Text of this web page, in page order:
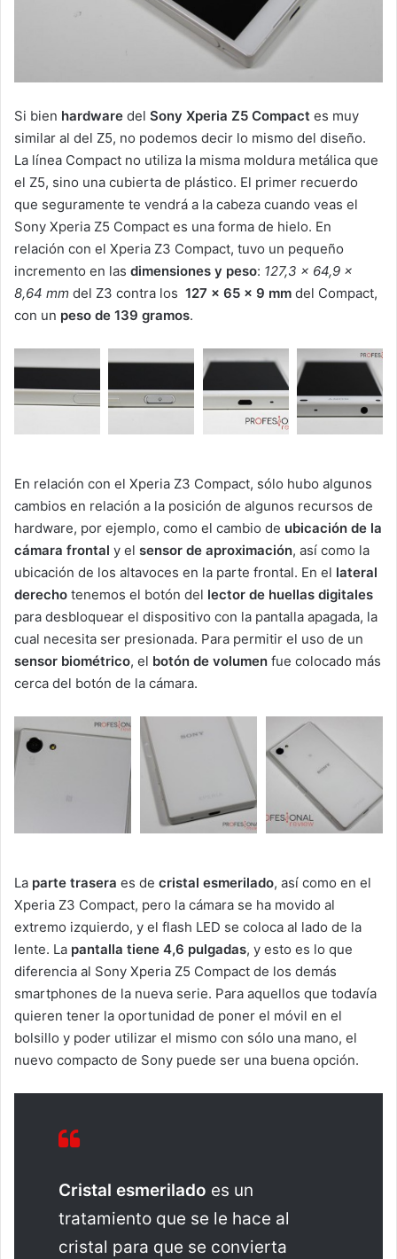
Si bien hardware del Sony Xperia Z5 Compact es muy
similar al del Z5, no podemos decir lo mismo del diseño.
La línea Compact no utiliza la misma moldura metálica que
el Z5, sino una cubierta de plástico. El primer recuerdo
que seguramente te vendrá a la cabeza cuando veas el
Sony Xperia Z5 Compact es una forma de hielo. En
relación con el Xperia Z3 Compact, tuvo un pequeño
incremento en las dimensiones y peso: 127,3 x 64,9 x
8,64 mm del Z3 contra los 127 x 65 x 9 mm del Compact,
con un peso de 139 gramos.
En relación con el Xperia Z3 Compact, sólo hubo algunos
cambios en relación a la posición de algunos recursos de
hardware, por ejemplo, como el cambio de ubicación de la
cámara frontal y el sensor de aproximación, así como la
ubicación de los altavoces en la parte frontal. En el lateral
derecho tenemos el botón del lector de huellas digitales
para desbloquear el dispositivo con la pantalla apagada, la
cual necesita ser presionada. Para permitir el uso de un
sensor biométrico, el botón de volumen fue colocado más
cerca del botón de la cámara.
La parte trasera es de cristal esmerilado, así como en el
Xperia Z3 Compact, pero la cámara se ha movido al
extremo izquierdo, y el flash LED se coloca al lado de la
lente. La pantalla tiene 4,6 pulgadas, y esto es lo que
diferencia al Sony Xperia Z5 Compact de los demás
smartphones de la nueva serie. Para aquellos que todavía
quieren tener la oportunidad de poner el móvil en el
bolsillo y poder utilizar el mismo con sólo una mano, el
nuevo compacto de Sony puede ser una buena opción.
Cristal esmerilado es un
tratamiento que se le hace al
cristal para que se convierta